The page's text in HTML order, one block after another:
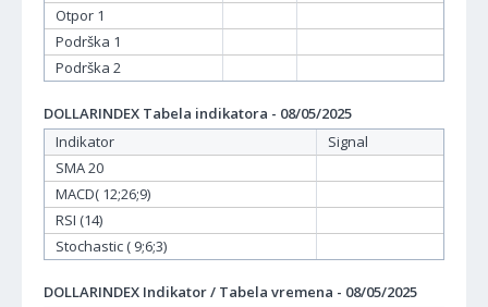
Otpor 1
Podrška 1
Podrška 2
DOLLARINDEX Tabela indikatora - 08/05/2025
Indikator
Signal
SMA 20
MACD( 12;26;9)
RSI (14)
Stochastic ( 9;6;3)
DOLLARINDEX Indikator / Tabela vremena - 08/05/2025